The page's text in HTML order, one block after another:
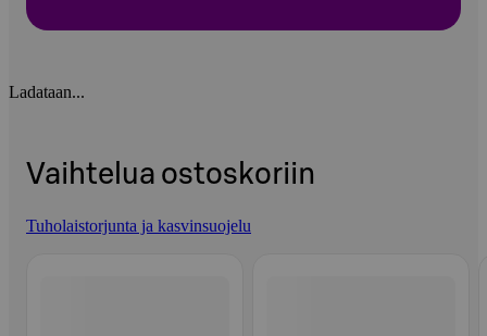
Ladataan...
Vaihtelua ostoskoriin
Tuholaistorjunta ja kasvinsuojelu